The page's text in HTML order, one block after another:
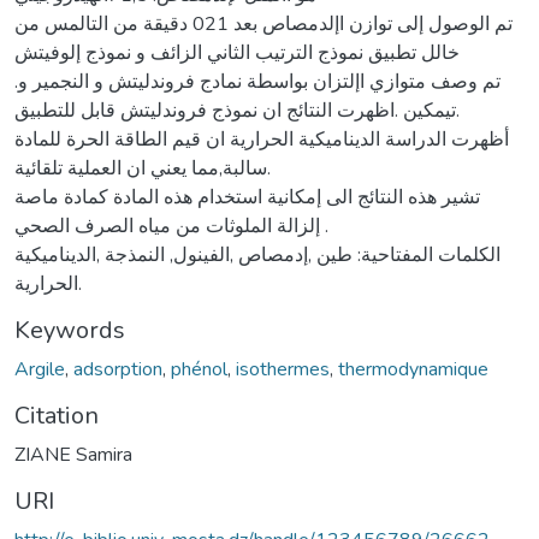
تم الوصول إلى توازن اإلدمصاص بعد 021 دقيقة من التالمس من
خالل تطبيق نموذج الترتيب الثاني الزائف و نموذج إلوفيتش
.تم وصف متوازي اإلتزان بواسطة نمادج فروندليتش و النجمير و
تيمكين .اظهرت النتائج ان نموذج فروندليتش قابل للتطبيق.
أظهرت الدراسة الديناميكية الحرارية ان قيم الطاقة الحرة للمادة
سالبة,مما يعني ان العملية تلقائية.
تشير هذه النتائج الى إمكانية استخدام هذه المادة كمادة ماصة
إلزالة الملوثات من مياه الصرف الصحي .
الكلمات المفتاحية: طين ,إدمصاص ,الفينول, النمذجة ,الديناميكية
الحرارية.
Keywords
Argile, adsorption, phénol, isothermes, thermodynamique
Citation
ZIANE Samira
URI